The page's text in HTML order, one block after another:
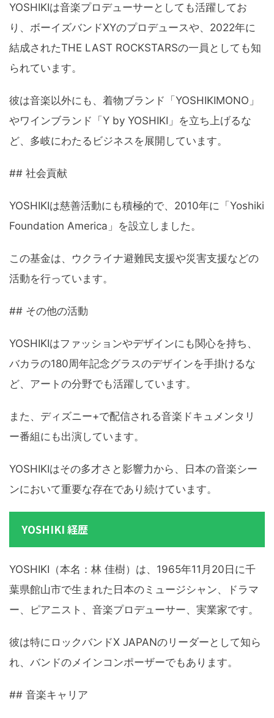
YOSHIKIは音楽プロデューサーとしても活躍してお
り、ボーイズバンドXYのプロデュースや、2022年に
結成されたTHE LAST ROCKSTARSの一員としても知
られています。
彼は音楽以外にも、着物ブランド「YOSHIKIMONO」
やワインブランド「Y by YOSHIKI」を立ち上げるな
ど、多岐にわたるビジネスを展開しています。
## 社会貢献
YOSHIKIは慈善活動にも積極的で、2010年に「Yoshiki
Foundation America」を設立しました。
この基金は、ウクライナ避難民支援や災害支援などの
活動を行っています。
## その他の活動
YOSHIKIはファッションやデザインにも関心を持ち、
バカラの180周年記念グラスのデザインを手掛けるな
ど、アートの分野でも活躍しています。
また、ディズニー+で配信される音楽ドキュメンタリ
ー番組にも出演しています。
YOSHIKIはその多才さと影響力から、日本の音楽シー
ンにおいて重要な存在であり続けています。
YOSHIKI 経歴
YOSHIKI（本名：林 佳樹）は、1965年11月20日に千
葉県館山市で生まれた日本のミュージシャン、ドラマ
ー、ピアニスト、音楽プロデューサー、実業家です。
彼は特にロックバンドX JAPANのリーダーとして知ら
れ、バンドのメインコンポーザーでもあります。
## 音楽キャリア